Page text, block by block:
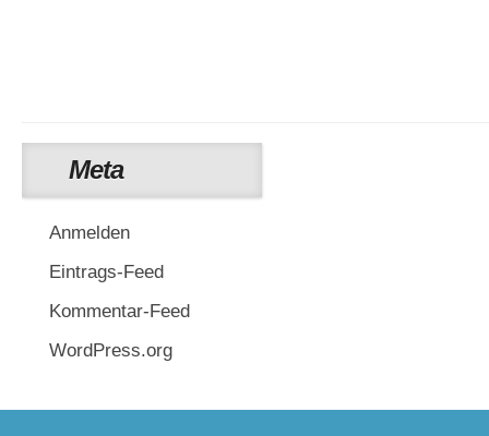
Meta
Anmelden
Eintrags-Feed
Kommentar-Feed
WordPress.org